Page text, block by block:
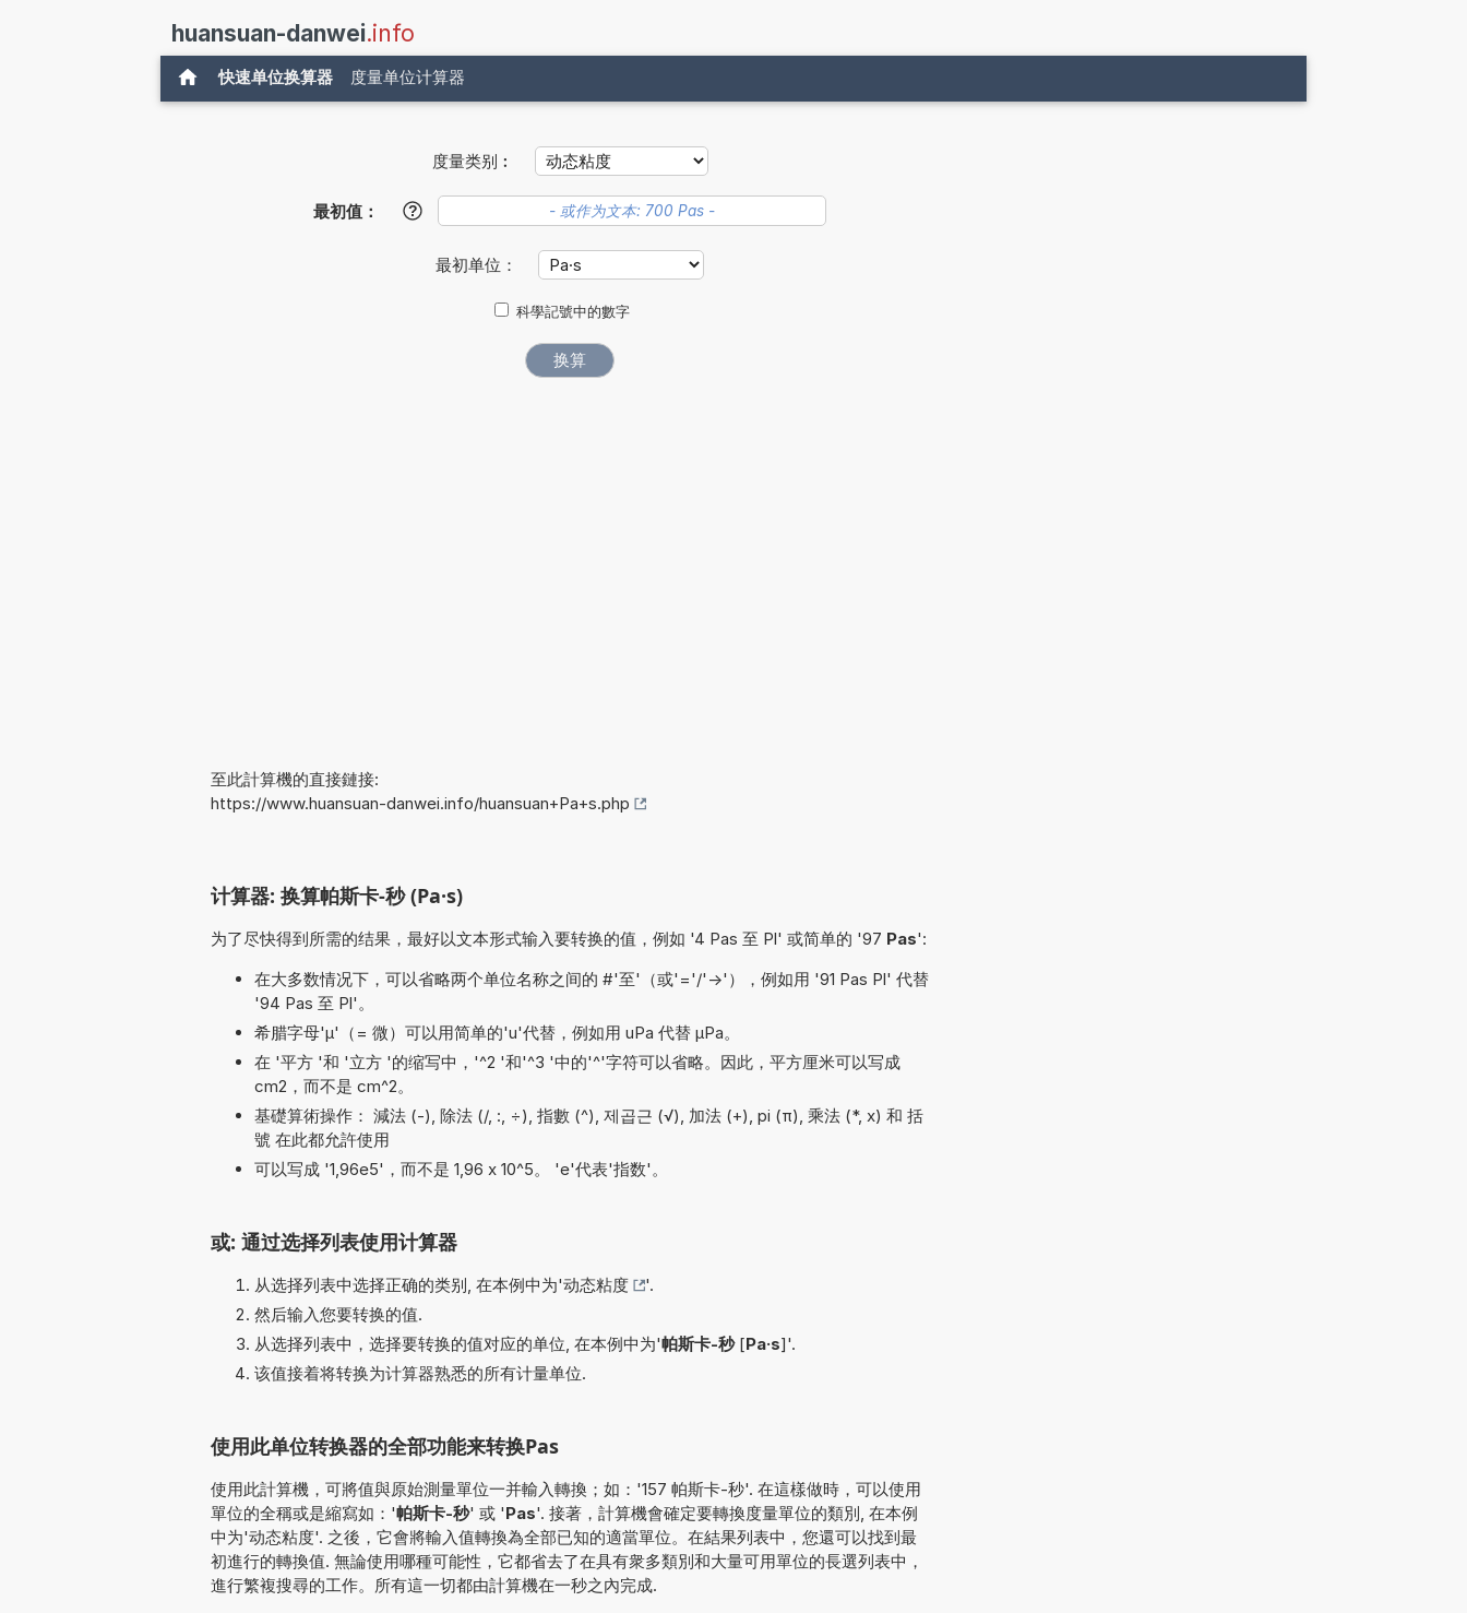
huansuan-danwei.info
快速单位换算器 度量单位计算器
度量类别︰
最初值： ?
最初单位：
科學記號中的數字
至此計算機的直接鏈接:
https://www.huansuan-danwei.info/huansuan+Pa+s.php
计算器: 换算帕斯卡-秒 (Pa·s)
为了尽快得到所需的结果，最好以文本形式输入要转换的值，例如 '4 Pas 至 Pl' 或简单的 '97 Pas':
在大多数情况下，可以省略两个单位名称之间的 #'至'（或'='/'->'），例如用 '91 Pas Pl' 代替
'94 Pas 至 Pl'。
希腊字母'µ'（= 微）可以用简单的'u'代替，例如用 uPa 代替 µPa。
在 '平方 '和 '立方 '的缩写中，'^2 '和'^3 '中的'^'字符可以省略。因此，平方厘米可以写成
cm2，而不是 cm^2。
基礎算術操作： 減法 (-), 除法 (/, :, ÷), 指數 (^), 제곱근 (√), 加法 (+), pi (π), 乘法 (*, x) 和 括
號 在此都允許使用
可以写成 '1,96e5'，而不是 1,96 x 10^5。 'e'代表'指数'。
或: 通过选择列表使用计算器
从选择列表中选择正确的类别, 在本例中为'动态粘度
'.
然后输入您要转换的值.
从选择列表中，选择要转换的值对应的单位, 在本例中为'帕斯卡-秒[Pa·s]'.
该值接着将转换为计算器熟悉的所有计量单位.
使用此单位转换器的全部功能来转换Pas
使用此計算機，可將值與原始測量單位一并輸入轉換；如：'157 帕斯卡-秒'. 在這樣做時，可以使用
單位的全稱或是縮寫如：'帕斯卡-秒' 或 'Pas'. 接著，計算機會確定要轉換度量單位的類別, 在本例
中为'动态粘度'. 之後，它會將輸入值轉換為全部已知的適當單位。在結果列表中，您還可以找到最
初進行的轉換值. 無論使用哪種可能性，它都省去了在具有衆多類別和大量可用單位的長選列表中，
進行繁複搜尋的工作。所有這一切都由計算機在一秒之內完成.